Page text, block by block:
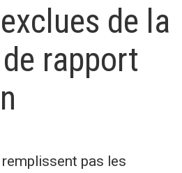
de la
rapport
pas les